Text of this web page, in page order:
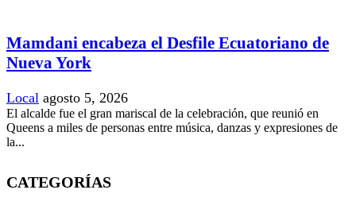
Mamdani encabeza el Desfile Ecuatoriano de
Nueva York
Local agosto 5, 2026
El alcalde fue el gran mariscal de la celebración, que reunió en
Queens a miles de personas entre música, danzas y expresiones de
la...
CATEGORÍAS